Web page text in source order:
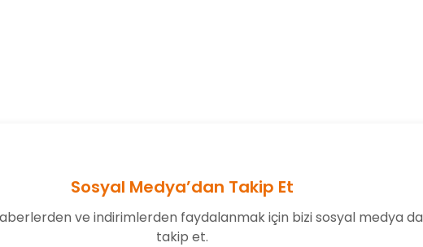
Sosyal Medya’dan Takip Et
ve indirimlerden faydalanmak için bizi sosyal medya da
takip et.